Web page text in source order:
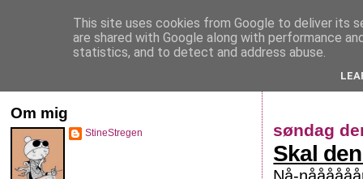
StineStregen
søndag
Skal
Om mig
StineStregen
This site uses cookies from Google to deliver its
are shared with Google along with performance
statistics, and to detect and address abuse.